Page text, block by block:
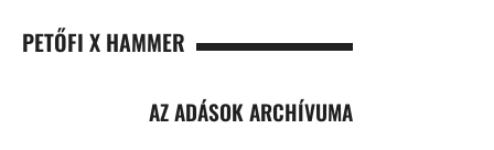
PETŐFI X HAMMER
AZ ADÁSOK ARCHÍVUMA